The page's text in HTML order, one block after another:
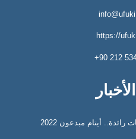
https://
‎+90 212
رائدة.. أيتام مبدعون 2022